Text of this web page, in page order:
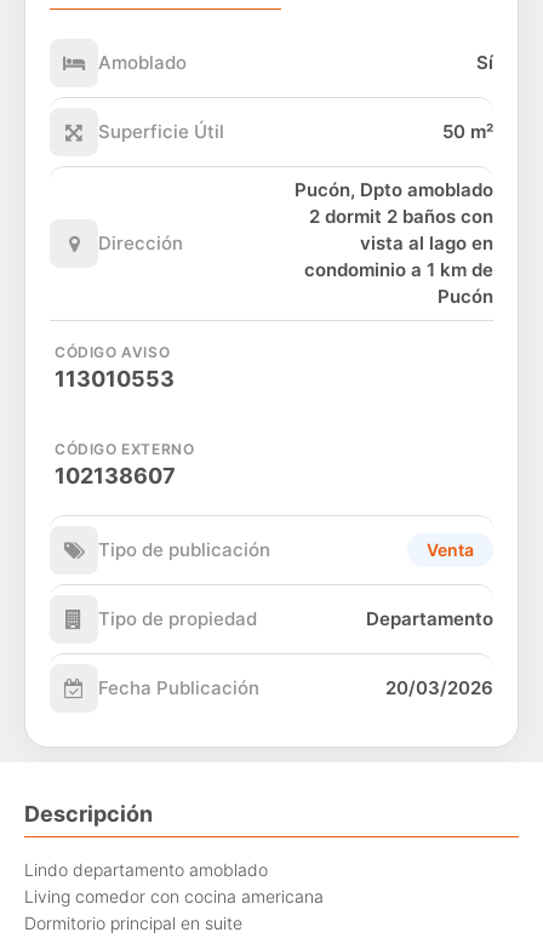
Amoblado Sí
Superficie Útil 50 m²
Dirección
Pucón, Dpto amoblado
2 dormit 2 baños con
vista al lago en
condominio a 1 km de
Pucón
CÓDIGO AVISO
113010553
CÓDIGO EXTERNO
102138607
Tipo de publicación Venta
Tipo de propiedad Departamento
Fecha Publicación 20/03/2026
Descripción
Lindo departamento amoblado
Living comedor con cocina americana
Dormitorio principal en suite